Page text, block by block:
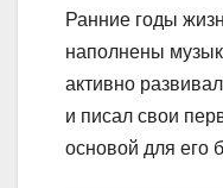
Ранние годы
наполнены
активно
и писал свои
основой для его